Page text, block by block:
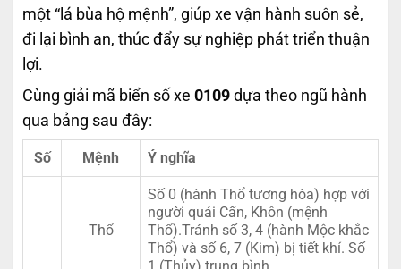
một “lá bùa hộ mệnh”, giúp xe vận hành suôn sẻ,
đi lại bình an, thúc đẩy sự nghiệp phát triển thuận
lợi.
Cùng giải mã biển số xe 0109 dựa theo ngũ hành
qua bảng sau đây:
Số Mệnh Ý nghĩa
Thổ
Số 0 (hành Thổ tương hòa) hợp với
người quái Cấn, Khôn (mệnh
Thổ).Tránh số 3, 4 (hành Mộc khắc
Thổ) và số 6, 7 (Kim) bị tiết khí. Số